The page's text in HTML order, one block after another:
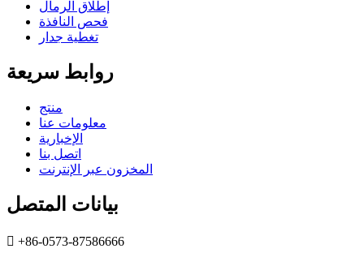
إطلاق الرمال
فحص النافذة
تغطية جدار
روابط سريعة
منتج
معلومات عنا
الإخبارية
اتصل بنا
المخزون عبر الإنترنت
بيانات المتصل
 +86-0573-87586666